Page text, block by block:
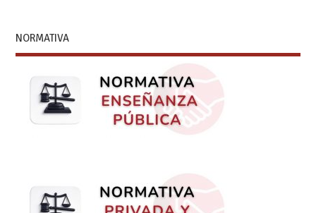
NORMATIVA